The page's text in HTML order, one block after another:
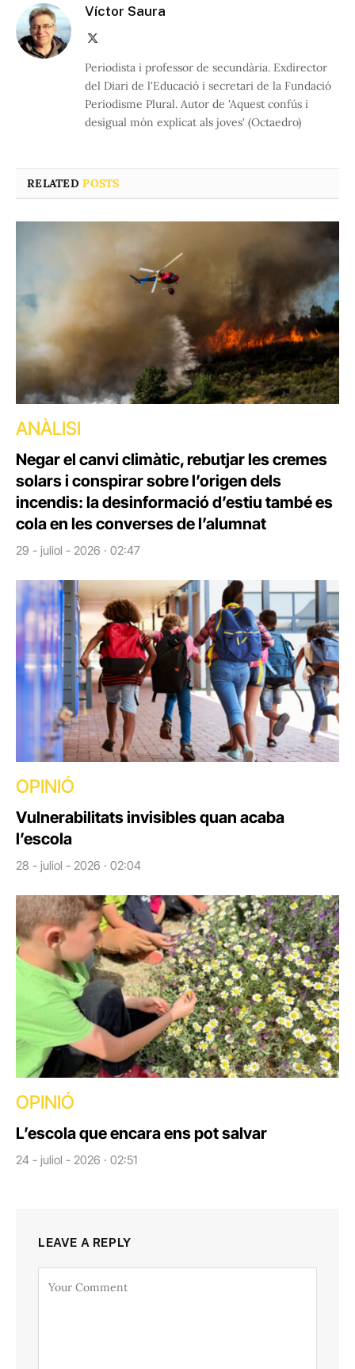
Víctor Saura
Periodista i professor de secundària. Exdirector
del Diari de l'Educació i secretari de la Fundació
Periodisme Plural. Autor de 'Aquest confús i
desigual món explicat als joves' (Octaedro)
RELATEDPOSTS
ANÀLISI
Negar el canvi climàtic, rebutjar les cremes
solars i conspirar sobre l’origen dels
incendis: la desinformació d’estiu també es
cola en les converses de l’alumnat
29 - juliol - 2026 · 02:47
OPINIÓ
Vulnerabilitats invisibles quan acaba
l’escola
28 - juliol - 2026 · 02:04
OPINIÓ
L’escola que encara ens pot salvar
24 - juliol - 2026 · 02:51
LEAVE A REPLY